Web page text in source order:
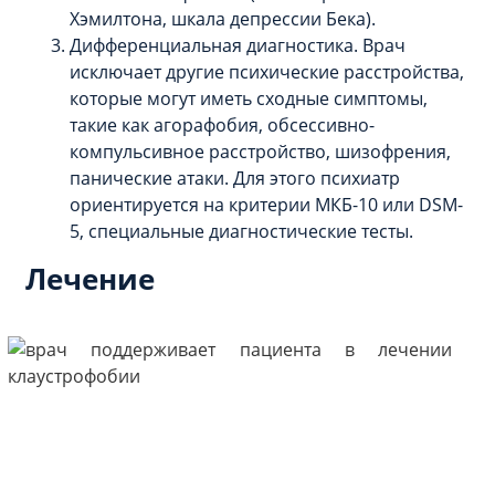
Хэмилтона, шкала депрессии Бека).
Дифференциальная диагностика. Врач
исключает другие психические расстройства,
которые могут иметь сходные симптомы,
такие как агорафобия, обсессивно-
компульсивное расстройство, шизофрения,
панические атаки. Для этого психиатр
ориентируется на критерии МКБ-10 или DSM-
5, специальные диагностические тесты.
Лечение